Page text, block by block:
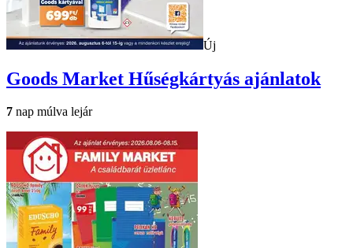
Új
Goods Market Hűségkártyás ajánlatok
7 nap múlva lejár